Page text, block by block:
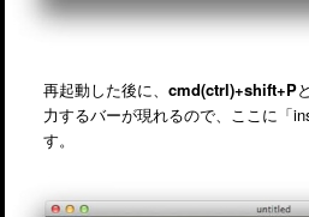
再起動した後に、 cmd(ctrl)+shift+P
力するバーが現れるので、ここに「
す。